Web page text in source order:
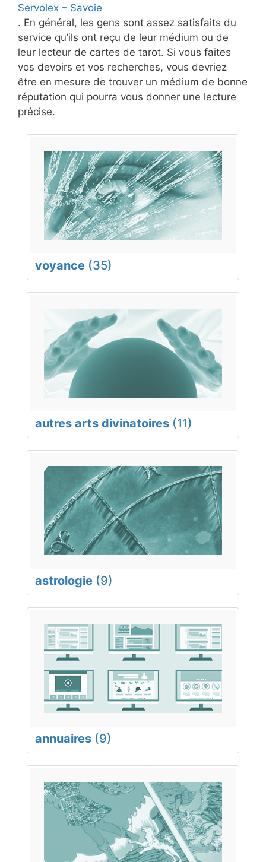
Servolex – Savoie
. En général, les gens sont assez satisfaits du
service qu’ils ont reçu de leur médium ou de
leur lecteur de cartes de tarot. Si vous faites
vos devoirs et vos recherches, vous devriez
être en mesure de trouver un médium de bonne
réputation qui pourra vous donner une lecture
précise.
voyance (35)
autres arts divinatoires (11)
astrologie (9)
annuaires (9)